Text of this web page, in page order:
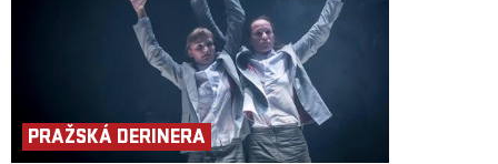
PRAŽSKÁ DERINERA